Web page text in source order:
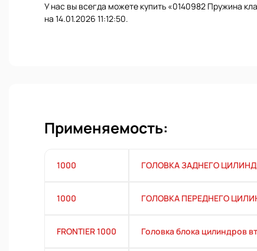
У нас вы всегда можете купить «0140982 Пружина
на 14.01.2026 11:12:50.
Применяемость:
1000 ГОЛОВКА ЗАДНЕГО
1000 ГОЛОВКА ПЕРЕДНЕГО
FRONTIER 1000 Головка блока цилиндров